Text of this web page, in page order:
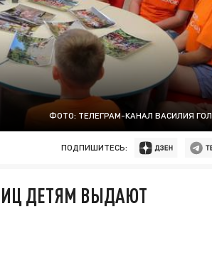
ФОТО: ТЕЛЕГРАМ-КАНАЛ ВАСИЛИЯ
ПОДПИШИТЕСЬ:
ДЕТЯМ ВЫДАЮТ